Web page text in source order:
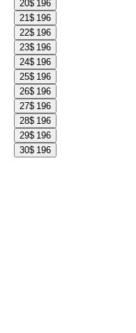
20$ 196
21$ 196
22$ 196
23$ 196
24$ 196
25$ 196
26$ 196
27$ 196
28$ 196
29$ 196
30$ 196